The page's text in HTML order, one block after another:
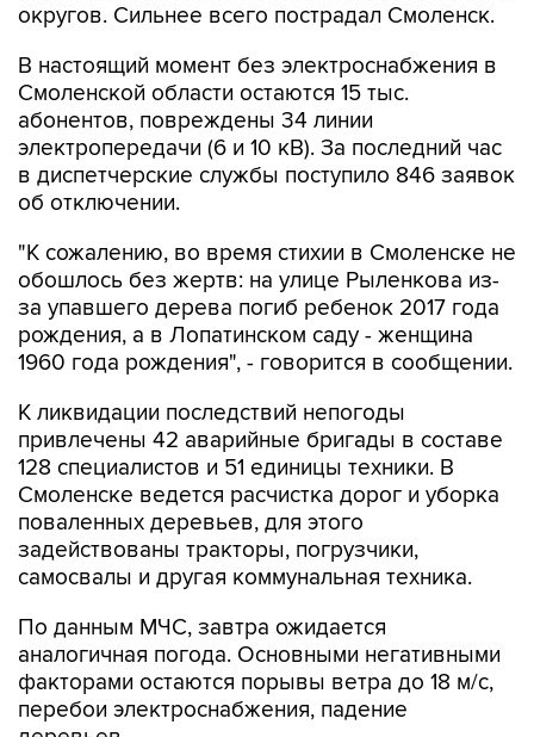
округов. Сильнее всего пострадал Смоленск.
В настоящий момент без электроснабжения в
Смоленской области остаются 15 тыс.
абонентов, повреждены 34 линии
электропередачи (6 и 10 кВ). За последний час
в диспетчерские службы поступило 846 заявок
об отключении.
"К сожалению, во время стихии в Смоленске не
обошлось без жертв: на улице Рыленкова из-
за упавшего дерева погиб ребенок 2017 года
рождения, а в Лопатинском саду - женщина
1960 года рождения", - говорится в сообщении.
К ликвидации последствий непогоды
привлечены 42 аварийные бригады в составе
128 специалистов и 51 единицы техники. В
Смоленске ведется расчистка дорог и уборка
поваленных деревьев, для этого
задействованы тракторы, погрузчики,
самосвалы и другая коммунальная техника.
По данным МЧС, завтра ожидается
аналогичная погода. Основными негативными
факторами остаются порывы ветра до 18 м/с,
перебои электроснабжения, падение